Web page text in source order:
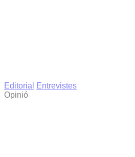
Editorial
Entrevistes
Opinió